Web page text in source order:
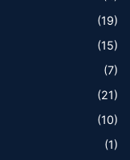
(19)
(15)
(7)
(21)
(10)
(1)